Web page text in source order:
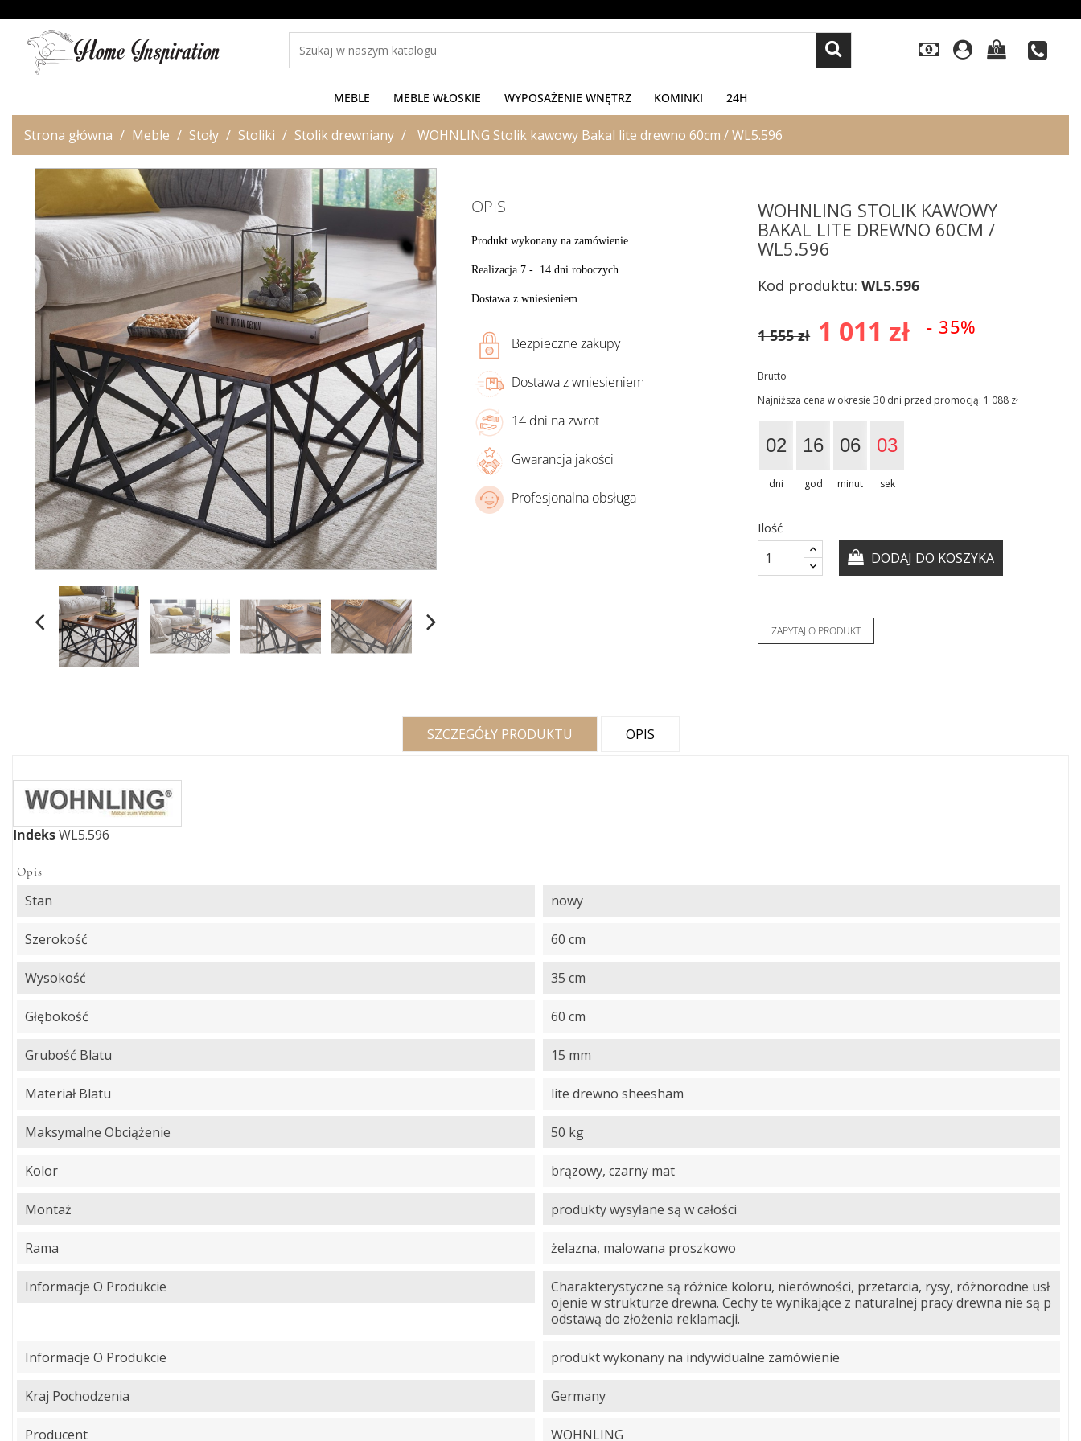
0
MEBLE MEBLE WŁOSKIE WYPOSAŻENIE WNĘTRZ KOMINKI 24H
Strona główna Meble Stoły Stoliki Stolik drewniany WOHNLING Stolik kawowy Bakal lite drewno 60cm / WL5.596
OPIS
Produkt wykonany na zamówienie
Realizacja 7 - 14 dni roboczych
Dostawa z wniesieniem
Bezpieczne zakupy
Dostawa z wniesieniem
14 dni na zwrot
Gwarancja jakości
Profesjonalna obsługa
WOHNLING STOLIK KAWOWY
BAKAL LITE DREWNO 60CM /
WL5.596
Kod produktu:WL5.596
1 011 zł - 35%
1 555 zł
Brutto
Najniższa cena w okresie 30 dni przed promocją: 1 088 zł
02
dni
16
god
06
minut
02
sek
Ilość
DODAJ DO KOSZYKA
ZAPYTAJ O PRODUKT
SZCZEGÓŁY PRODUKTU OPIS
IndeksWL5.596
Opis
Stan nowy
Szerokość 60 cm
Wysokość 35 cm
Głębokość 60 cm
Grubość Blatu 15 mm
Materiał Blatu lite drewno sheesham
Maksymalne Obciążenie 50 kg
Kolor brązowy, czarny mat
Montaż produkty wysyłane są w całości
Rama żelazna, malowana proszkowo
Informacje O Produkcie
Charakterystyczne są różnice koloru, nierówności, przetarcia, rysy, różnorodne usł
ojenie w strukturze drewna. Cechy te wynikające z naturalnej pracy drewna nie są p
odstawą do złożenia reklamacji.
Informacje O Produkcie produkt wykonany na indywidualne zamówienie
Kraj Pochodzenia Germany
Producent WOHNLING